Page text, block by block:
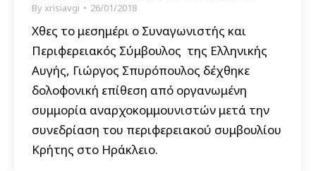
Byxrisiavgi 26/01/2018
Χθες το μεσημέρι ο Συναγωνιστής και
Περιφερειακός Σύμβουλος της Ελληνικής
Αυγής, Γιώργος Σπυρόπουλος δέχθηκε
δολοφονική επίθεση από οργανωμένη
συμμορία αναρχοκομμουνιστών μετά την
συνεδρίαση του περιφερειακού συμβουλίου
Κρήτης στο Ηράκλειο.